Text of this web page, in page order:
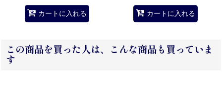
カートに入れる カートに入れる
この商品を買った人は、こんな商品も買っていま
す